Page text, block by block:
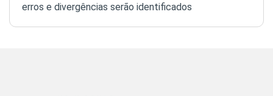
erros e divergências serão identificados